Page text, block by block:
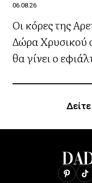
06.08.26
Οι κόρες της Αρετής:
Δώρα Χρυσικού
θα γίνει ο